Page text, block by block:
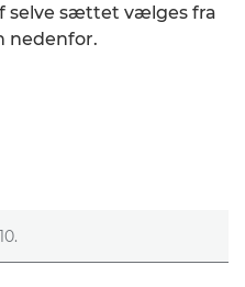
selve sættet vælges fra
nedenfor.